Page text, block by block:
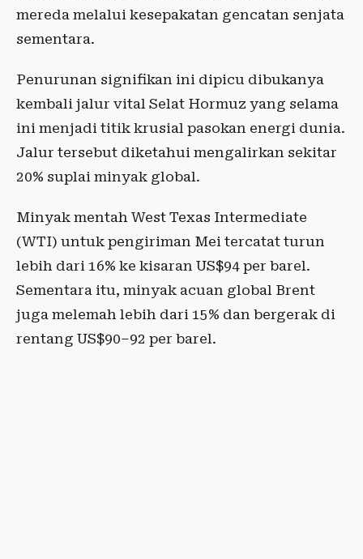
mereda melalui kesepakatan gencatan senjata
sementara.
Penurunan signifikan ini dipicu dibukanya
kembali jalur vital Selat Hormuz yang selama
ini menjadi titik krusial pasokan energi dunia.
Jalur tersebut diketahui mengalirkan sekitar
20% suplai minyak global.
Minyak mentah West Texas Intermediate
(WTI) untuk pengiriman Mei tercatat turun
lebih dari 16% ke kisaran US$94 per barel.
Sementara itu, minyak acuan global Brent
juga melemah lebih dari 15% dan bergerak di
rentang US$90–92 per barel.